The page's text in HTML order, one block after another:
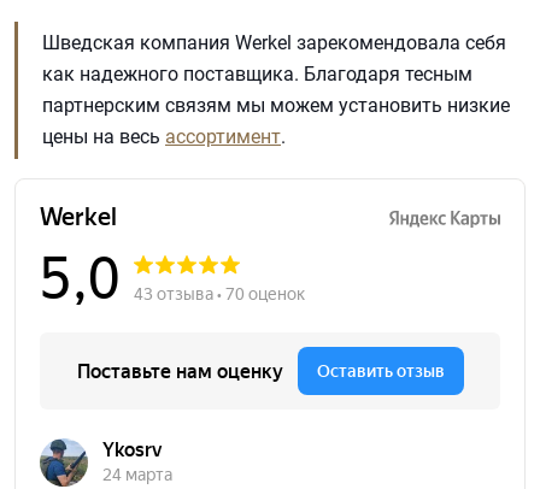
Шведская компания Werkel зарекомендовала себя
как надежного поставщика. Благодаря тесным
партнерским связям мы можем установить низкие
цены на весь ассортимент.